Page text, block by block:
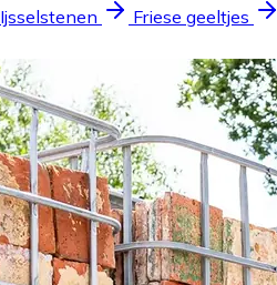
Ijsselstenen Friese geeltjes